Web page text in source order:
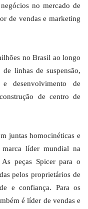
no mercado de
de vendas e marketing
no Brasil ao longo
linhas de suspensão,
desenvolvimento de
de centro de
juntas homocinéticas e
líder mundial na
As peças Spicer para o
pelos proprietários de
e confiança. Para os
é líder de vendas e